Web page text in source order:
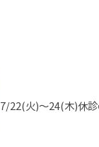
7/22(火)～24(木)休